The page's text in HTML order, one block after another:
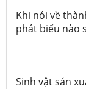
Khi nói về
phát biểu nào
Sinh vật sản